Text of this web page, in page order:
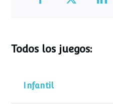
Todos los juegos:
Infantil